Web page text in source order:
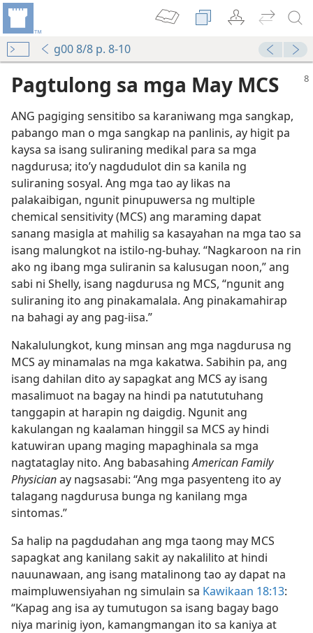
g00 8/8 p. 8-10
Pagtulong sa mga May MCS
ANG pagiging sensitibo sa karaniwang mga sangkap,
pabango man o mga sangkap na panlinis, ay higit pa
kaysa sa isang suliraning medikal para sa mga
nagdurusa; ito’y nagdudulot din sa kanila ng
suliraning sosyal. Ang mga tao ay likas na
palakaibigan, ngunit pinupuwersa ng multiple
chemical sensitivity (MCS) ang maraming dapat
sanang masigla at mahilig sa kasayahan na mga tao sa
isang malungkot na istilo-ng-buhay. “Nagkaroon na rin
ako ng ibang mga suliranin sa kalusugan noon,” ang
sabi ni Shelly, isang nagdurusa ng MCS, “ngunit ang
suliraning ito ang pinakamalala. Ang pinakamahirap
na bahagi ay ang pag-iisa.”
Nakalulungkot, kung minsan ang mga nagdurusa ng
MCS ay minamalas na mga kakatwa. Sabihin pa, ang
isang dahilan dito ay sapagkat ang MCS ay isang
masalimuot na bagay na hindi pa natututuhang
tanggapin at harapin ng daigdig. Ngunit ang
kakulangan ng kaalaman hinggil sa MCS ay hindi
katuwiran upang maging mapaghinala sa mga
nagtataglay nito. Ang babasahingAmerican Family
Physicianay nagsasabi: “Ang mga pasyenteng ito ay
talagang nagdurusa bunga ng kanilang mga
sintomas.”
Sa halip na pagdudahan ang mga taong may MCS
sapagkat ang kanilang sakit ay nakalilito at hindi
nauunawaan, ang isang matalinong tao ay dapat na
maimpluwensiyahan ng simulain sa Kawikaan 18:13:
“Kapag ang isa ay tumutugon sa isang bagay bago
niya marinig iyon, kamangmangan ito sa kaniya at